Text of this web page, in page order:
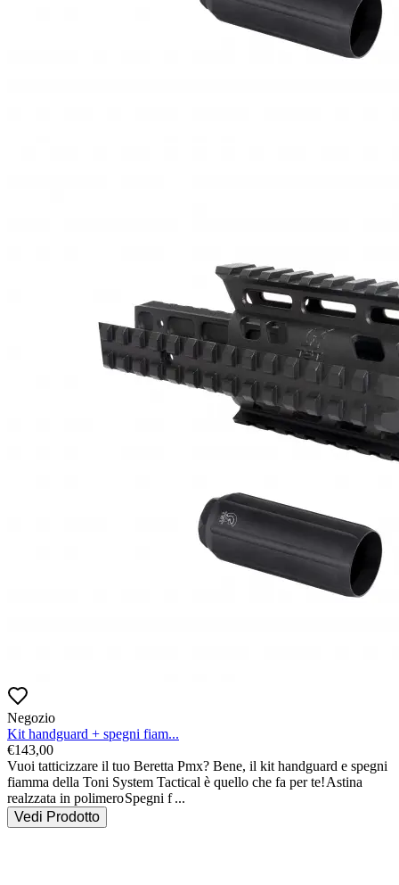
Negozio
Kit handguard + spegni fiam...
€143,00
Vuoi tatticizzare il tuo Beretta Pmx? Bene, il kit handguard e spegni
fiamma della Toni System Tactical è quello che fa per te!Astina
realzzata in polimeroSpegni f ...
Vedi Prodotto